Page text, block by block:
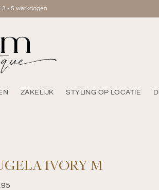
3 - 5 werkdagen
ZAKELIJK STYLING OP LOCATIE
IVORY M